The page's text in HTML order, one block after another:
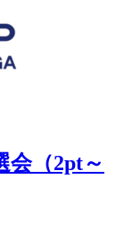
会（2pt～